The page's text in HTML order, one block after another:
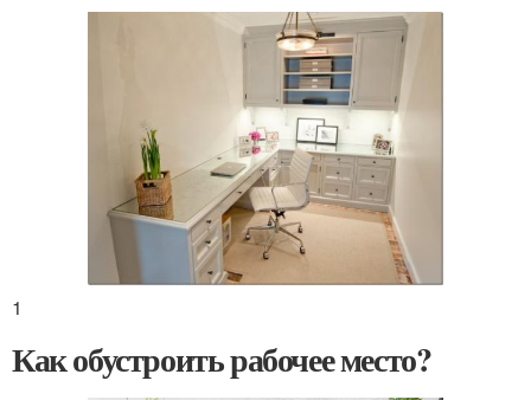
1
Как обустроить рабочее место?